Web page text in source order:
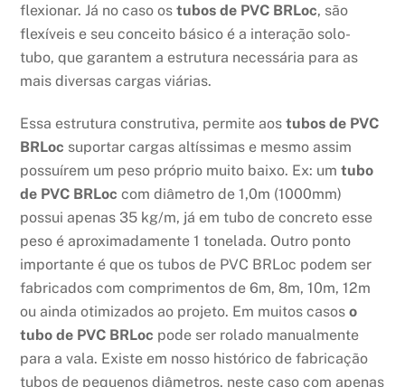
flexionar. Já no caso ostubos de PVC BRLoc, são
flexíveis e seu conceito básico é a interação solo-
tubo, que garantem a estrutura necessária para as
mais diversas cargas viárias.
Essa estrutura construtiva, permite aostubos de PVC
BRLoc suportar cargas altíssimas e mesmo assim
possuírem um peso próprio muito baixo. Ex: umtubo
de PVC BRLoc com diâmetro de 1,0m (1000mm)
possui apenas 35 kg/m, já em tubo de concreto esse
peso é aproximadamente 1 tonelada. Outro ponto
importante é que os tubos de PVC BRLoc podem ser
fabricados com comprimentos de 6m, 8m, 10m, 12m
ou ainda otimizados ao projeto. Em muitos casoso
tubo de PVC BRLoc pode ser rolado manualmente
para a vala. Existe em nosso histórico de fabricação
tubos de pequenos diâmetros, neste caso com apenas